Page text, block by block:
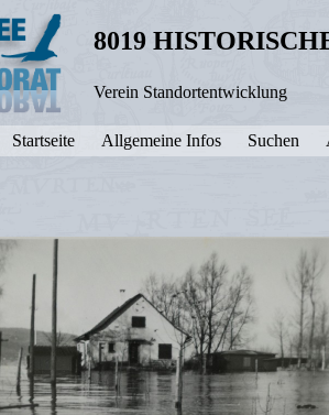
8019
Verein Standortentwicklung
Startseite Allgemeine Infos Suchen